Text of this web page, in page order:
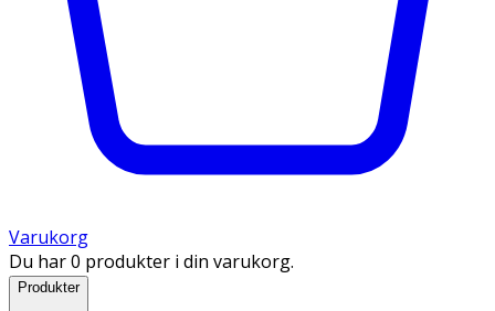
Varukorg
Du har 0 produkter i din varukorg.
Produkter